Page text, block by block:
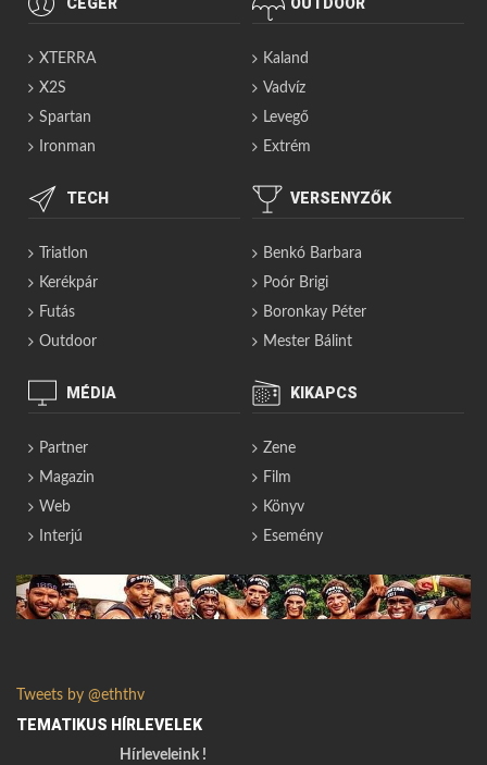
XTERRA
X2S
Spartan
Ironman
Kaland
Vadvíz
Levegő
Extrém
TECH
Triatlon
Kerékpár
Futás
Outdoor
VERSENYZŐK
Benkó Barbara
Poór Brigi
Boronkay Péter
Mester Bálint
MÉDIA
Partner
Magazin
Web
Interjú
KIKAPCS
Zene
Film
Könyv
Esemény
Tweets by @eththv
TEMATIKUS HÍRLEVELEK
Hírleveleink !